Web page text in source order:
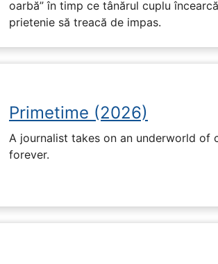
oarbă” în timp ce tânărul cuplu
prietenie să treacă de impas.
Primetime (2026)
A journalist takes on an underworld of
forever.